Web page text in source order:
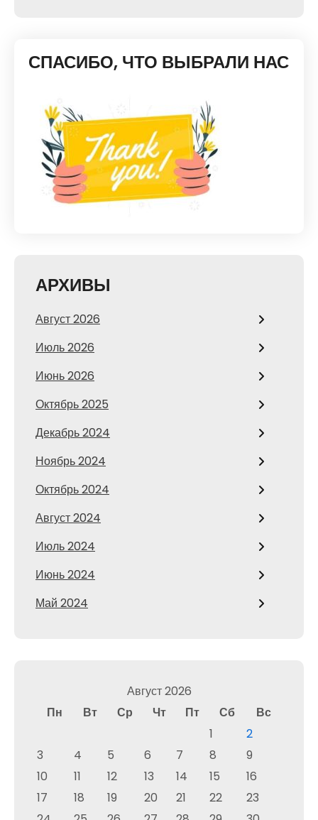
СПАСИБО, ЧТО ВЫБРАЛИ НАС
АРХИВЫ
Август 2026
Июль 2026
Июнь 2026
Октябрь 2025
Декабрь 2024
Ноябрь 2024
Октябрь 2024
Август 2024
Июль 2024
Июнь 2024
Май 2024
Август 2026
Пн
Вт Ср Чт Пт Сб
Вс
1
2
3
4 5 6 7 8
9
10
11 12 13 14 15
16
17
18 19 20 21 22
23